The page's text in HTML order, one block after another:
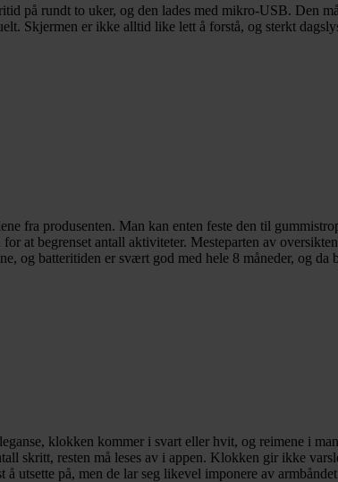
på rundt to uker, og den lades med mikro-USB. Den
Skjermen er ikke alltid like lett å forstå, og sterkt
fra produsenten. Man kan enten feste den til
at begrenset antall aktiviteter. Mesteparten av
og batteritiden er svært god med hele 8 måneder, og da
klokken kommer i svart eller hvit, og reimene i
skritt, resten må leses av i appen. Klokken gir ikke
utsette på, men de lar seg likevel imponere av